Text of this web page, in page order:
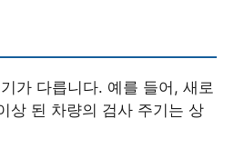
가 다릅니다. 예를 들어, 새로
상 된 차량의 검사 주기는 상